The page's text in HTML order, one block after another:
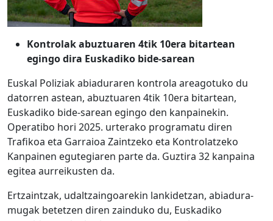
Kontrolak abuztuaren 4tik 10era bitartean
egingo dira Euskadiko bide-sarean
Euskal Poliziak abiaduraren kontrola areagotuko du
datorren astean, abuztuaren 4tik 10era bitartean,
Euskadiko bide-sarean egingo den kanpainekin.
Operatibo hori 2025. urterako programatu diren
Trafikoa eta Garraioa Zaintzeko eta Kontrolatzeko
Kanpainen egutegiaren parte da. Guztira 32 kanpaina
egitea aurreikusten da.
Ertzaintzak, udaltzaingoarekin lankidetzan, abiadura-
mugak betetzen diren zainduko du, Euskadiko